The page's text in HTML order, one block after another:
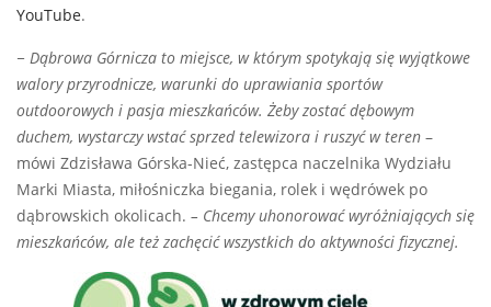
YouTube.
− Dąbrowa Górnicza to miejsce, w którym spotykają się wyjątkowe
walory przyrodnicze, warunki do uprawiania sportów
outdoorowych i pasja mieszkańców. Żeby zostać dębowym
duchem, wystarczy wstać sprzed telewizora i ruszyć w teren –
mówi Zdzisława Górska-Nieć, zastępca naczelnika Wydziału
Marki Miasta, miłośniczka biegania, rolek i wędrówek po
dąbrowskich okolicach. – Chcemy uhonorować wyróżniających się
mieszkańców, ale też zachęcić wszystkich do aktywności fizycznej.